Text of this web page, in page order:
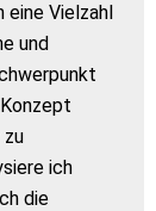
eine Vielzahl
und
ich
die